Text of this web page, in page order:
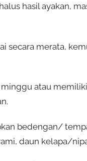
hasil ayakan,
secara merata,
atau
bedengan/
daun kelapa/